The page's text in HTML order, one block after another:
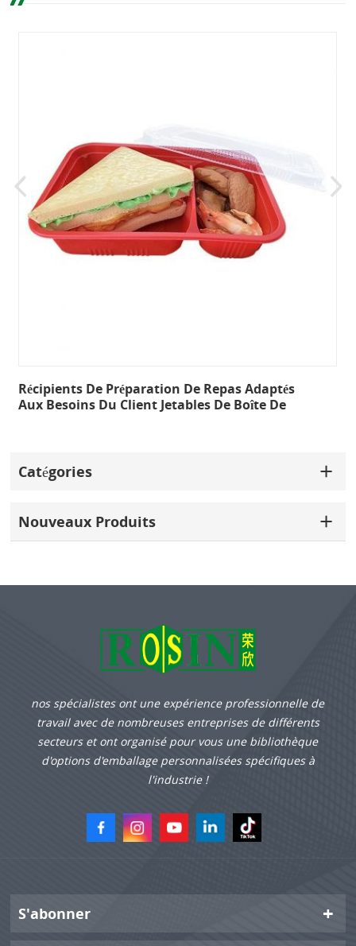
Récipients De Préparation De Repas Adaptés
Aux Besoins Du Client Jetables De Boîte De
Catégories
Nouveaux Produits
nos spécialistes ont une expérience professionnelle de
travail avec de nombreuses entreprises de différents
secteurs et ont organisé pour vous une bibliothèque
d'options d'emballage personnalisées spécifiques à
l'industrie !
S'abonner